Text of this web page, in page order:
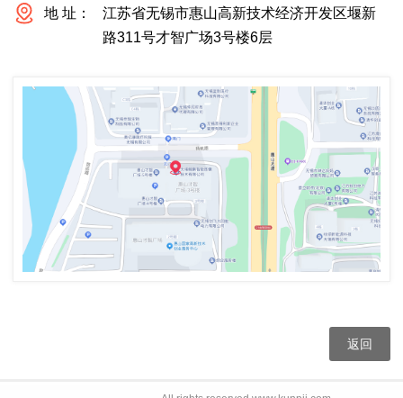
地 址：
江苏省无锡市惠山高新技术经济开发区堰新
路311号才智广场3号楼6层
返回